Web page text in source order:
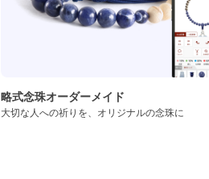
略式念珠オーダーメイド
大切な人への祈りを、オリジナルの念珠に